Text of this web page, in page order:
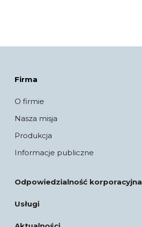
Firma
O firmie
Nasza misja
Produkcja
Informacje publiczne
Odpowiedzialność korporacyjna
Usługi